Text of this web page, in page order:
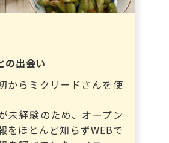
の出会い
からミクリードさんを使
未経験のため、オープン
をほとんど知らずWEBで